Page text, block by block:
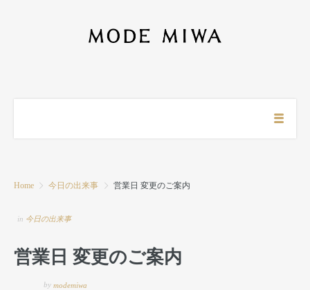
Home 今日の出来事 営業日 変更のご案内
in 今日の出来事
営業日 変更のご案内
by modemiwa